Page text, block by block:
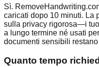
Sì.
caricati dopo 10 minuti. La
sulla privacy rigorosa—i
a lungo termine né usati
documenti sensibili
Quanto tempo